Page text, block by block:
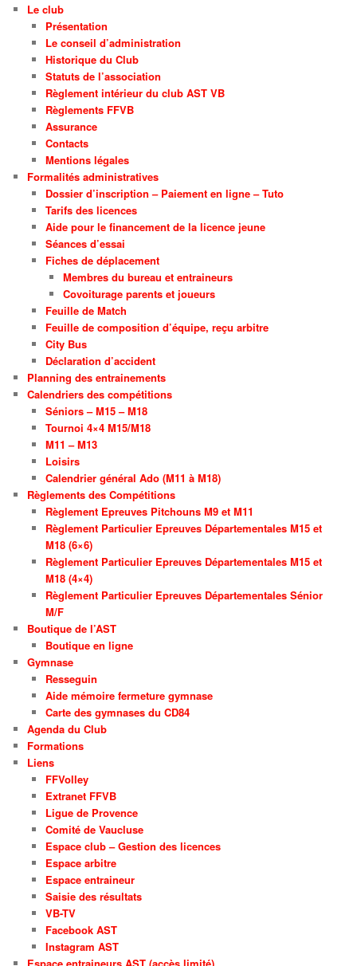
Le club
Présentation
Le conseil d’administration
Historique du Club
Statuts de l’association
Règlement intérieur du club AST VB
Règlements FFVB
Assurance
Contacts
Mentions légales
Formalités administratives
Dossier d’inscription – Paiement en ligne – Tuto
Tarifs des licences
Aide pour le financement de la licence jeune
Séances d’essai
Fiches de déplacement
Membres du bureau et entraineurs
Covoiturage parents et joueurs
Feuille de Match
Feuille de composition d’équipe, reçu arbitre
City Bus
Déclaration d’accident
Planning des entrainements
Calendriers des compétitions
Séniors – M15 – M18
Tournoi 4×4 M15/M18
M11 – M13
Loisirs
Calendrier général Ado (M11 à M18)
Règlements des Compétitions
Règlement Epreuves Pitchouns M9 et M11
Règlement Particulier Epreuves Départementales M15 et
M18 (6×6)
Règlement Particulier Epreuves Départementales M15 et
M18 (4×4)
Règlement Particulier Epreuves Départementales Sénior
M/F
Boutique de l’AST
Boutique en ligne
Gymnase
Resseguin
Aide mémoire fermeture gymnase
Carte des gymnases du CD84
Agenda du Club
Formations
Liens
FFVolley
Extranet FFVB
Ligue de Provence
Comité de Vaucluse
Espace club – Gestion des licences
Espace arbitre
Espace entraineur
Saisie des résultats
VB-TV
Facebook AST
Instagram AST